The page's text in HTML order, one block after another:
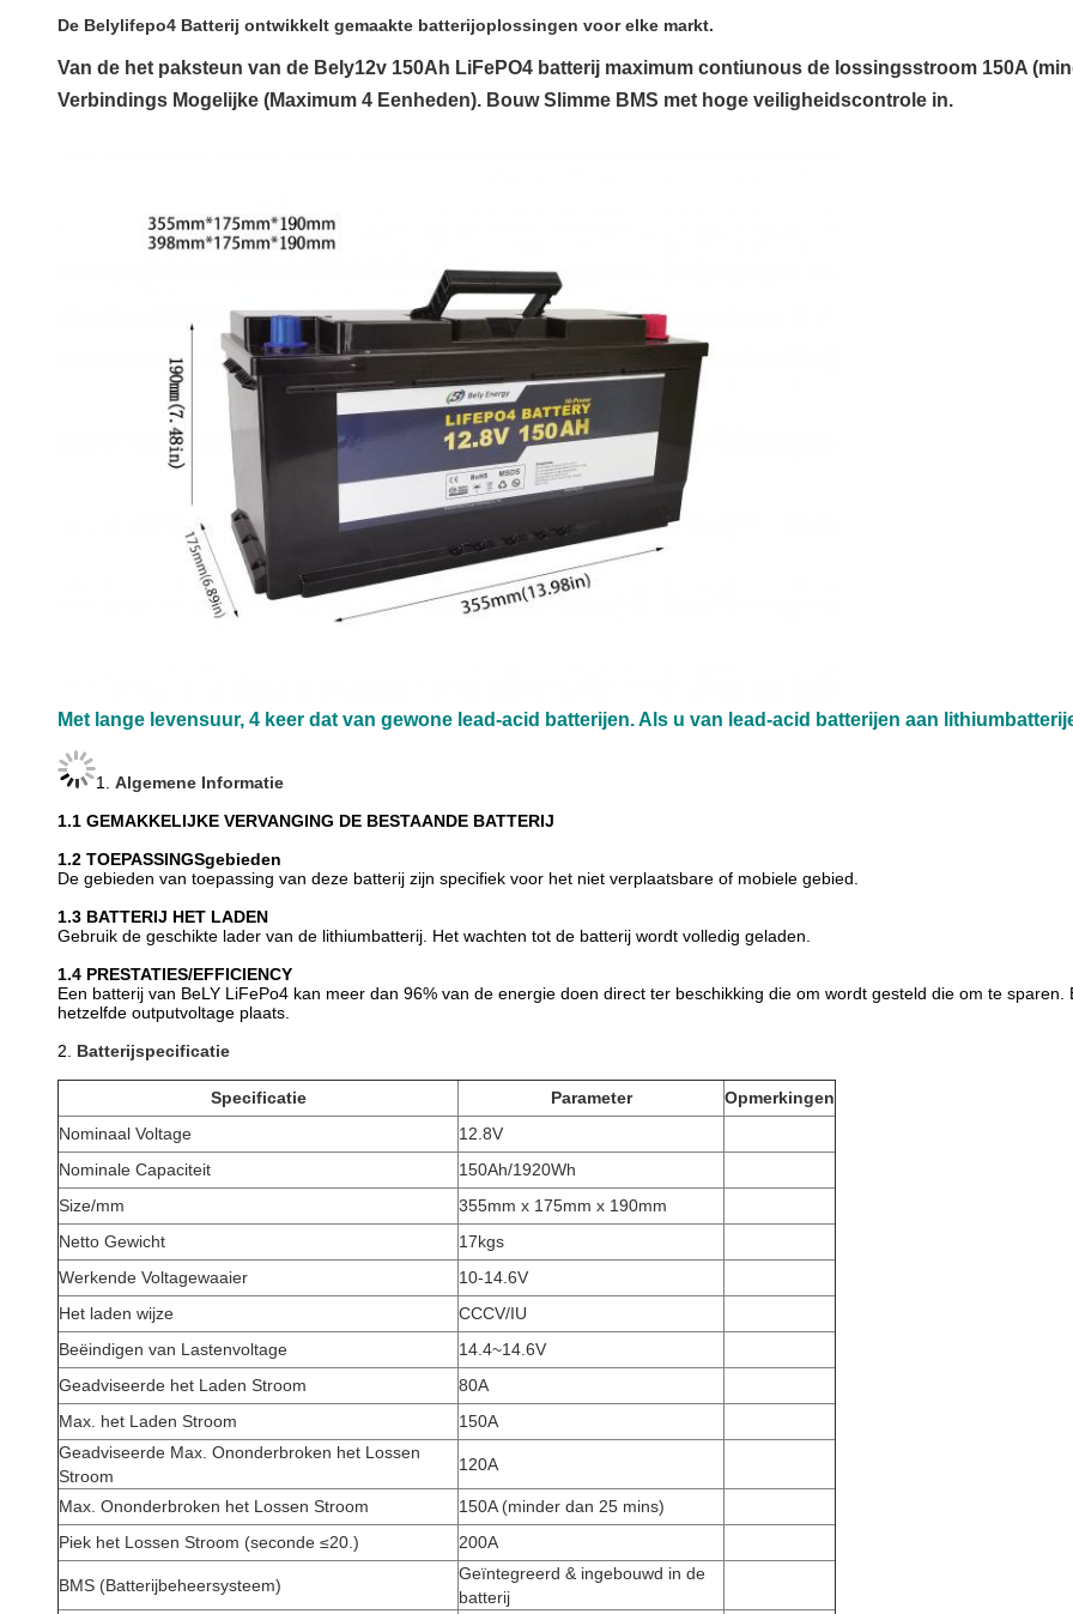
De Belylifepo4 Batterij ontwikkelt gemaakte batterijoplossingen voor elke markt.
Van de het paksteun van de Bely12v 150Ah LiFePO4 batterij maximum contiunous de lossingsstroom 150A
Verbindings Mogelijke (Maximum 4 Eenheden). Bouw Slimme BMS met hoge veiligheidscontrole in.
Met lange levensuur, 4 keer dat van gewone lead-acid batterijen. Als u van lead-acid batterijen aan
1. Algemene Informatie
1.1 GEMAKKELIJKE VERVANGING DE BESTAANDE BATTERIJ
1.2 TOEPASSINGSgebieden
De gebieden van toepassing van deze batterij zijn specifiek voor het niet verplaatsbare of mobiele gebied.
1.3 BATTERIJ HET LADEN
Gebruik de geschikte lader van de lithiumbatterij. Het wachten tot de batterij wordt volledig geladen.
1.4 PRESTATIES/EFFICIENCY
Een batterij van BeLY LiFePo4 kan meer dan 96% van de energie doen direct ter beschikking die om wordt gesteld die om te sparen.
hetzelfde outputvoltage plaats.
2. Batterijspecificatie
Specificatie Parameter
Opmerkingen
Nominaal Voltage
12.8V
Nominale Capaciteit
150Ah/1920Wh
Size/mm
355mm x 175mm x 190mm
Netto Gewicht
17kgs
Werkende Voltagewaaier
10-14.6V
Het laden wijze
CCCV/IU
Beëindigen van Lastenvoltage
14.4~14.6V
Geadviseerde het Laden Stroom
80A
Max. het Laden Stroom
150A
Geadviseerde Max. Ononderbroken het Lossen
Stroom
120A
Max. Ononderbroken het Lossen Stroom
150A (minder dan 25 mins)
Piek het Lossen Stroom (seconde ≤20.)
200A
BMS (Batterijbeheersysteem)
Geïntegreerd & ingebouwd in de
batterij